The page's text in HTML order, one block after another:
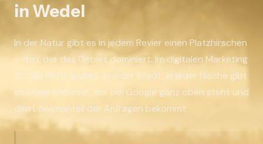
in Wedel
In der Natur gibt es in jedem Revier einen Platzhirschen
– den, der das Gebiet dominiert. Im digitalen Marketing
ist das nicht anders: In jeder Stadt, in jeder Nische gibt
es einen Anbieter, der bei Google ganz oben steht und
den Löwenanteil der Anfragen bekommt.